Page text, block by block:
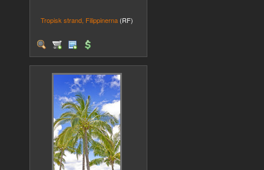
Tropisk strand, Filippinerna (RF)